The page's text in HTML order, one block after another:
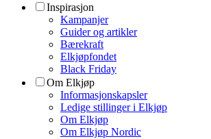
Inspirasjon
Kampanjer
Guider og artikler
Bærekraft
Elkjøpfondet
Black Friday
Om Elkjøp
Informasjonskapsler
Ledige stillinger i Elkjøp
Om Elkjøp
Om Elkjøp Nordic